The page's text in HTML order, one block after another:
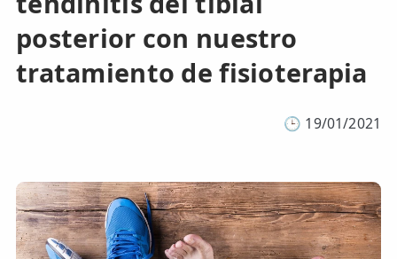
ESPECIALIDADES
🩻 Fisioterapia Traumatológica
💆 Masajes Madrid
🏅 Fisioterapia Deportiva
posterior con nuestro
tratamiento de fisioterapia
🕒 19/01/2021